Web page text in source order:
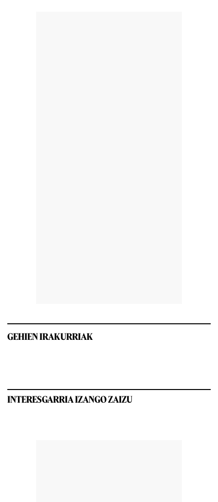
GEHIEN IRAKURRIAK
INTERESGARRIA IZANGO ZAIZU